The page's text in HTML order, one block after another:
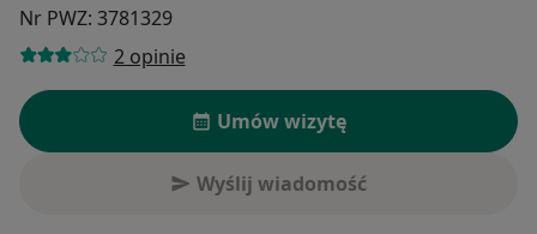
Nr PWZ: 3781329
2 opinie
Umów wizytę
Wyślij wiadomość